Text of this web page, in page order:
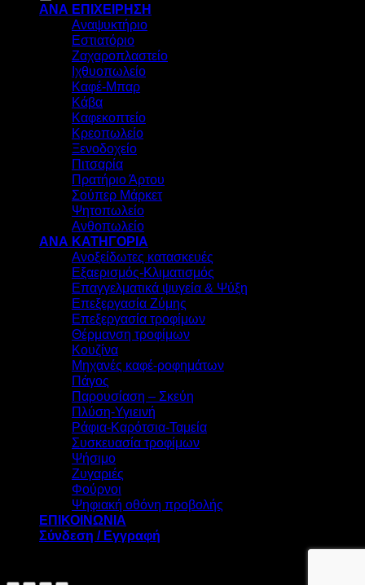
ΑΝΑ ΕΠΙΧΕΙΡΗΣΗ
Αναψυκτήριο
Εστιατόριο
Ζαχαροπλαστείο
Ιχθυοπωλείο
Καφέ-Μπαρ
Κάβα
Καφεκοπτείο
Κρεοπωλείο
Ξενοδοχείο
Πιτσαρία
Πρατήριο Άρτου
Σούπερ Μάρκετ
Ψητοπωλείο
Ανθοπωλείο
ΑΝΑ ΚΑΤΗΓΟΡΙΑ
Ανοξείδωτες κατασκευές
Εξαερισμός-Κλιματισμός
Επαγγελματικά ψυγεία & Ψύξη
Επεξεργασία Ζύμης
Επεξεργασία τροφίμων
Θέρμανση τροφίμων
Κουζίνα
Μηχανές καφέ-ροφημάτων
Πάγος
Παρουσίαση – Σκεύη
Πλύση-Υγιεινή
Ράφια-Καρότσια-Ταμεία
Συσκευασία τροφίμων
Ψήσιμο
Ζυγαριές
Φούρνοι
Ψηφιακή οθόνη προβολής
ΕΠΙΚΟΙΝΩΝΙΑ
Σύνδεση / Εγγραφή